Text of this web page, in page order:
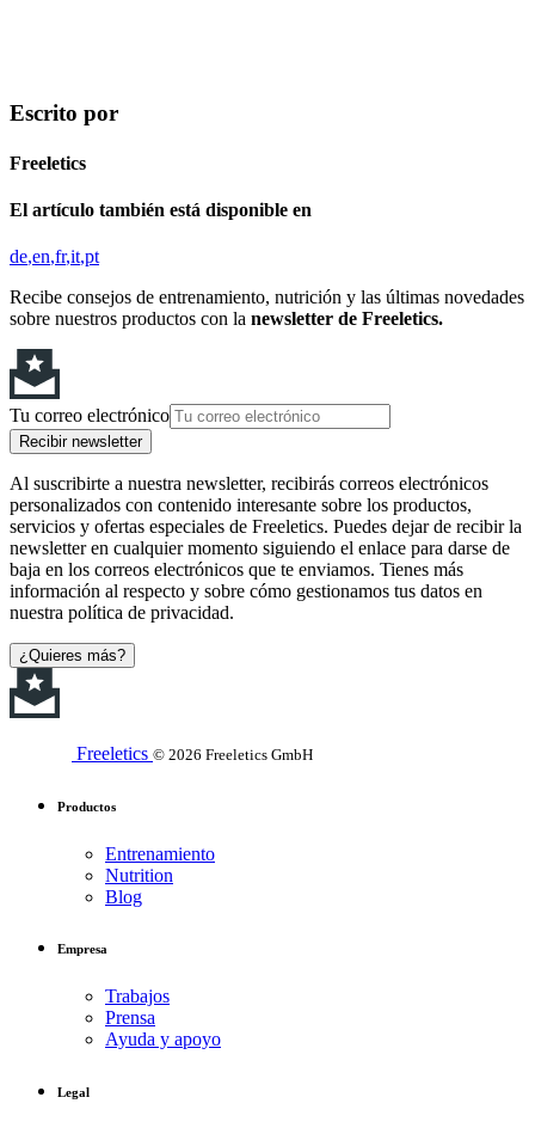
Escrito por
Freeletics
El artículo también está disponible en
de en fr it pt
Recibe consejos de entrenamiento, nutrición y las últimas novedades
sobre nuestros productos con la newsletter de Freeletics.
Tu correo electrónico
Recibir newsletter
Al suscribirte a nuestra newsletter, recibirás correos electrónicos
personalizados con contenido interesante sobre los productos,
servicios y ofertas especiales de Freeletics. Puedes dejar de recibir la
newsletter en cualquier momento siguiendo el enlace para darse de
baja en los correos electrónicos que te enviamos. Tienes más
información al respecto y sobre cómo gestionamos tus datos en
nuestra política de privacidad.
¿Quieres más?
Freeletics © 2026 Freeletics GmbH
Productos
Entrenamiento
Nutrition
Blog
Empresa
Trabajos
Prensa
Ayuda y apoyo
Legal